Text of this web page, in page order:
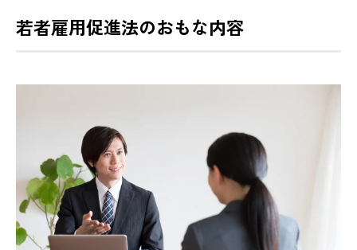
若者雇用促進法のおもな内容